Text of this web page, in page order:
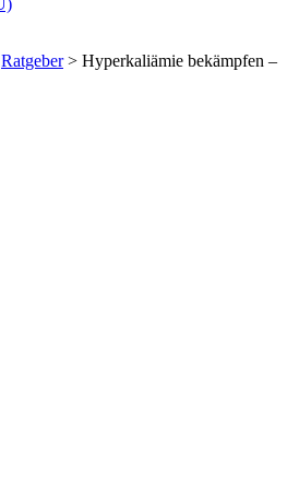
Ratgeber> Hyperkaliämie bekämpfen –